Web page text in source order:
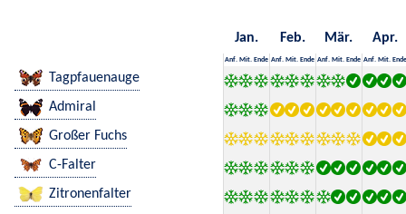
Jan. Feb. Mär. Apr.
Anf. Mit. Ende Anf. Mit. Ende Anf. Mit. Ende Anf. Mit. Ende
Tagpfauenauge
Admiral
Großer Fuchs
C-Falter
Zitronenfalter